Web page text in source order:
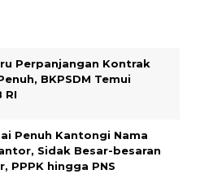
Perpanjangan Kontrak
BKPSDM Temui
RI
Penuh Kantongi Nama
Sidak Besar-besaran
PPPK hingga PNS